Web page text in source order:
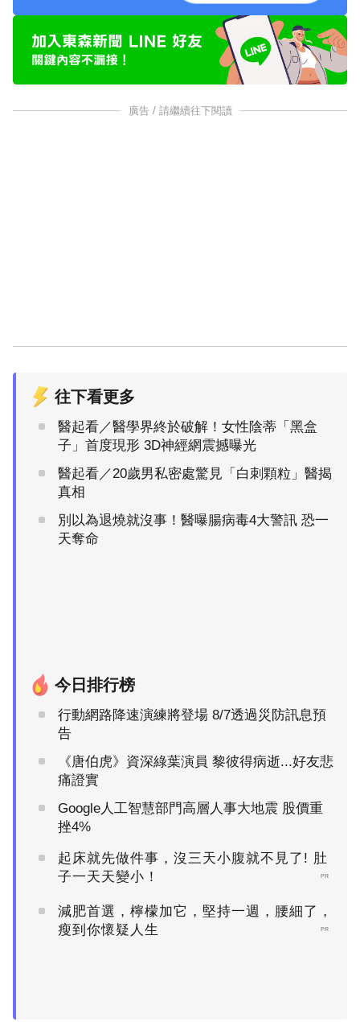
廣告 / 請繼續往下閱讀
往下看更多
醫起看／醫學界終於破解！女性陰蒂「黑盒
子」首度現形 3D神經網震撼曝光
醫起看／20歲男私密處驚見「白刺顆粒」醫揭
真相
別以為退燒就沒事！醫曝腸病毒4大警訊 恐一
天奪命
今日排行榜
行動網路降速演練將登場 8/7透過災防訊息預
告
《唐伯虎》資深綠葉演員 黎彼得病逝...好友悲
痛證實
Google人工智慧部門高層人事大地震 股價重
挫4%
起床就先做件事，沒三天小腹就不見了! 肚
子一天天變小！
PR
減肥首選，檸檬加它，堅持一週，腰細了，
瘦到你懷疑人生
PR